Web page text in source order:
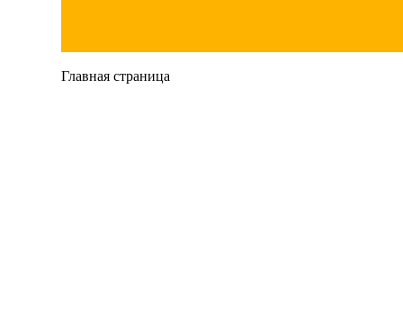
Главная страница